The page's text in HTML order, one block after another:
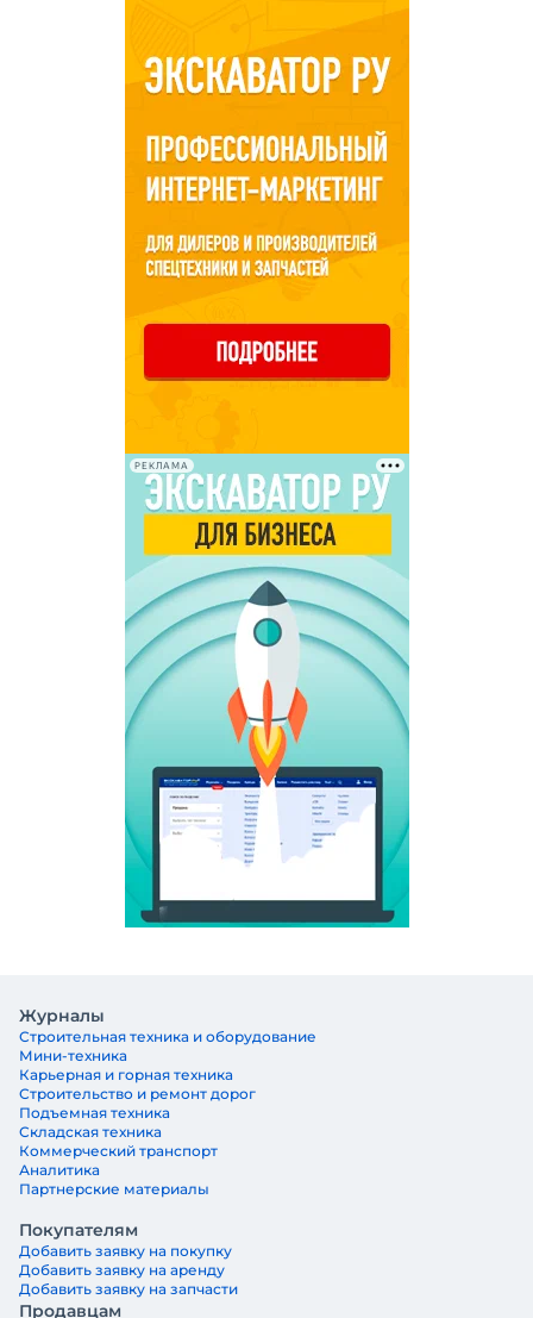
РЕКЛАМА
Журналы
Строительная техника и оборудование
Мини-техника
Карьерная и горная техника
Строительство и ремонт дорог
Подъемная техника
Складская техника
Коммерческий транспорт
Аналитика
Партнерские материалы
Покупателям
Добавить заявку на покупку
Добавить заявку на аренду
Добавить заявку на запчасти
Продавцам